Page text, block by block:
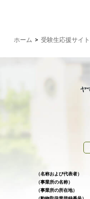
ホーム > 受験生応援サイト
（名称および代表者）
（事業所の名称）
（事業所の所在地）